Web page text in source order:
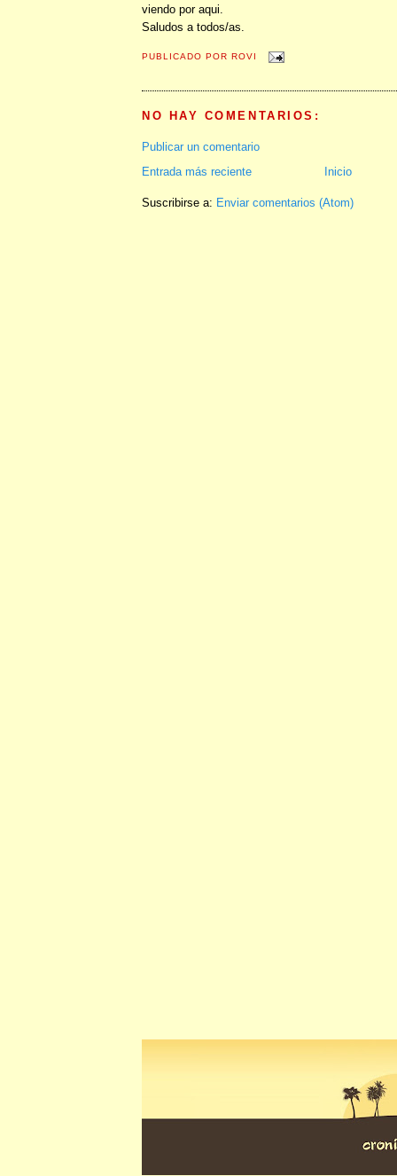
viendo por aqui.
Saludos a todos/as.
PUBLICADO POR ROVI
NO HAY COMENTARIOS:
Publicar un comentario
Entrada más reciente
Inicio
Suscribirse a: Enviar comentarios (Atom)